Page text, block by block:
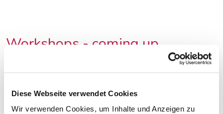
Diese Webseite verwendet Cookies
Wir verwenden Cookies, um Inhalte und Anzeigen zu
Workshops - coming up